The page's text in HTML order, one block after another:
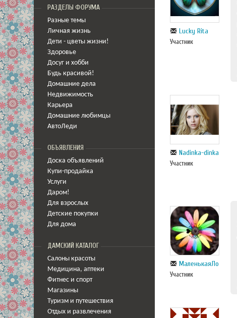
РАЗДЕЛЫ ФОРУМА
Разные темы
Личная жизнь
Дети - цветы жизни!
Здоровье
Досуг и хобби
Будь красивой!
Домашние дела
Недвижимость
Карьера
Домашние любимцы
АвтоЛеди
ОБЪЯВЛЕНИЯ
Доска объявлений
Купи-продайка
Услуги
Даром!
Для взрослых
Детские покупки
Для дома
ДАМСКИЙ КАТАЛОГ
Салоны красоты
Медицина, аптеки
Фитнес и спорт
Магазины
Туризм и путешествия
Отдых и развлечения
Lucky Rita
Участник
Nadinka-dinka
Участник
МаленькаяЛо
Участник